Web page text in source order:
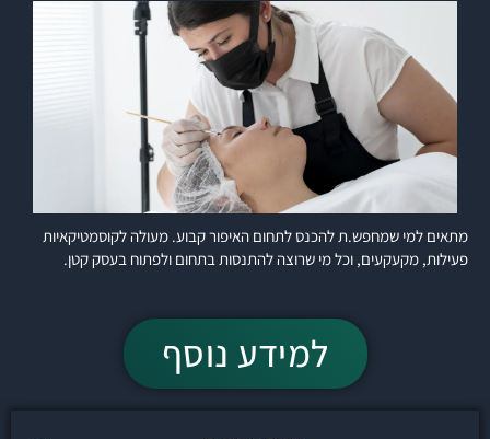
מתאים למי שמחפש.ת להכנס לתחום האיפור קבוע. מעולה לקוסמטיקאיות
פעילות, מקעקעים, וכל מי שרוצה להתנסות בתחום ולפתוח בעסק קטן.
למידע נוסף